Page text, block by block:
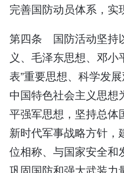
完善国防动员体系，实
第四条 国防活动坚持
义、毛泽东思想、邓小
表”重要思想、科学发
中国特色社会主义思想
平强军思想，坚持总体
新时代军事战略方针，
位相称、与国家安全和